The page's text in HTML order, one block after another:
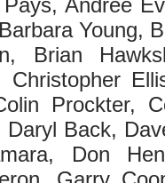
Young,
Brian
Christopher
Prockter,
Daryl Back,
Don